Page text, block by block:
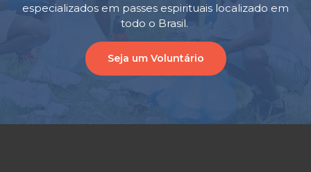
especializados em passes espirituais localizado em
todo o Brasil.
Seja um Voluntário